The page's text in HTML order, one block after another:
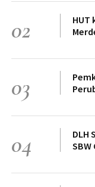
02
HUT
03
04
DLH
SBW